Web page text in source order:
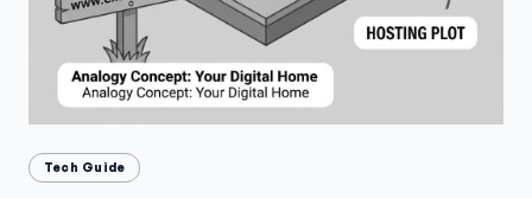
Tech Guide